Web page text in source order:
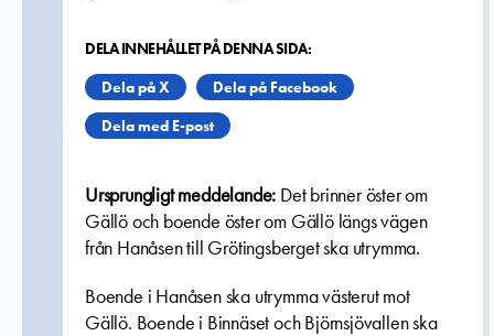
DELA INNEHÅLLET PÅ DENNA SIDA:
Dela på X
Dela på Facebook
Dela med E-post
Ursprungligt meddelande: Det brinner öster om
Gällö och boende öster om Gällö längs vägen
från Hanåsen till Grötingsberget ska utrymma.
Boende i Hanåsen ska utrymma västerut mot
Gällö. Boende i Binnäset och Björnsjövallen ska